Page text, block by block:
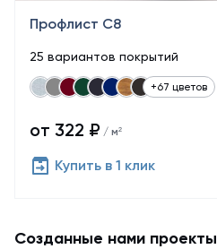
Профлист С8
25 вариантов покрытий
+67 цветов
от 322 ₽ / м²
Купить в 1 клик
Созданные нами проекты